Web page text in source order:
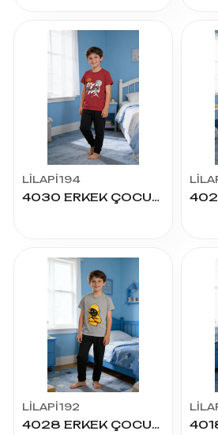
LİLAPİ194
4030 ERKEK ÇOCUK SÜPREM K.KOL PİJAMA TAKIM
LİLAPİ192
4028 ERKEK ÇOCUK SÜPREM K.KOL PİJAMA TAKIM